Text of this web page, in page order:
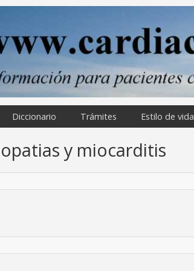
Diccionario Trámites Estilo de vida
y miocarditis